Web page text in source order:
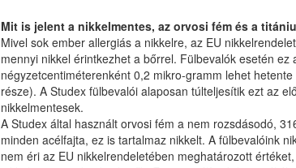
Mit is jelent a nikkelmentes, az orvosi fém és a
Mivel sok ember allergiás a nikkelre, az EU
mennyi nikkel érintkezhet a bőrrel. Fülbevalók esetén ez
négyzetcentiméterenként 0,2 mikro-gramm lehet
része). A Studex fülbevalói alaposan túlteljesítik ezt az
nikkelmentesek.
A Studex által használt orvosi fém a nem rozsdásodó,
minden acélfajta, ez is tartalmaz nikkelt. A fülbevalóink
nem éri az EU nikkelrendeletében meghatározott